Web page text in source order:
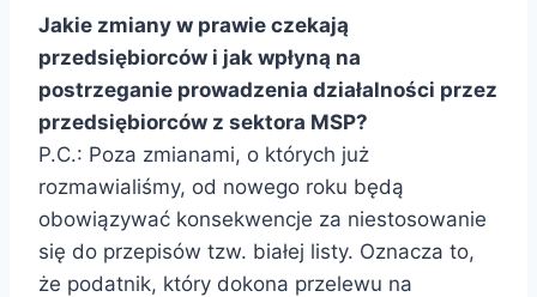
Jakie zmiany w prawie czekają
przedsiębiorców i jak wpłyną na
postrzeganie prowadzenia działalności przez
przedsiębiorców z sektora MSP?
P.C.: Poza zmianami, o których już
rozmawialiśmy, od nowego roku będą
obowiązywać konsekwencje za niestosowanie
się do przepisów tzw. białej listy. Oznacza to,
że podatnik, który dokona przelewu na